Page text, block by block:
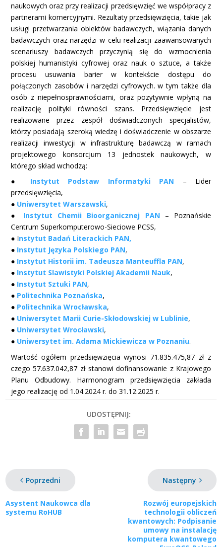
naukowych oraz przy realizacji przedsięwzięć we współpracy z
partnerami komercyjnymi. Rezultaty przedsięwzięcia, takie jak
usługi przetwarzania obiektów badawczych, wiązania danych
badawczych oraz narzędzi w celu realizacji zaawansowanych
scenariuszy badawczych przyczynią się do wzmocnienia
polskiej humanistyki cyfrowej oraz nauk o sztuce, a także
procesu usuwania barier w kontekście dostępu do
połączonych zasobów i narzędzi cyfrowych. w tym także dla
osób z niepełnosprawnościami, oraz pozytywnie wpłyną na
realizację polityki równości szans. Przedsięwzięcie jest
realizowane przez zespół doświadczonych specjalistów,
którzy posiadają szeroką wiedzę i doświadczenie w obszarze
realizacji inwestycji w infrastrukturę badawczą w ramach
projektowego konsorcjum 13 jednostek naukowych, w
którego skład wchodzą:
● Instytut Podstaw Informatyki PAN – Lider
przedsięwzięcia,
● Uniwersytet Warszawski,
● Instytut Chemii Bioorganicznej PAN – Poznańskie
Centrum Superkomputerowo-Sieciowe PCSS,
● Instytut Badań Literackich PAN,
● Instytut Języka Polskiego PAN,
● Instytut Historii im. Tadeusza Manteuffla PAN,
● Instytut Slawistyki Polskiej Akademii Nauk,
● Instytut Sztuki PAN,
● Politechnika Poznańska,
● Politechnika Wrocławska,
● Uniwersytet Marii Curie-Skłodowskiej w Lublinie,
● Uniwersytet Wrocławski,
● Uniwersytet im. Adama Mickiewicza w Poznaniu.
Wartość ogółem przedsięwzięcia wynosi 71.835.475,87 zł z
czego 57.637.042,87 zł stanowi dofinansowanie z Krajowego
Planu Odbudowy. Harmonogram przedsięwzięcia zakłada
jego realizację od 1.04.2024 r. do 31.12.2025 r.
UDOSTĘPNIJ:
Poprzedni
Asystent Naukowca dla
systemu RoHUB
Następny
Rozwój europejskich
technologii obliczeń
kwantowych: Podpisanie
umowy na instalację
komputera kwantowego